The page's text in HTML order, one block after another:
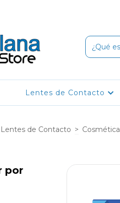
Lentes de Contacto
Lentes de Contacto >
por